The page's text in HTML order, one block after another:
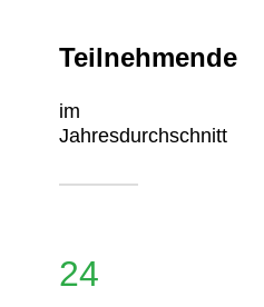
Teilnehmende
im
Jahresdurchschnitt
24